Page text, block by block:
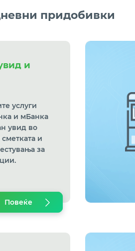
придобивки
и
услуги
и мБанка
увид во
сметката и
за
Повеќе